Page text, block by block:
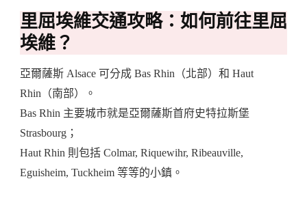
里屈埃維交通攻略：如何前往里屈
埃維？
亞爾薩斯 Alsace 可分成 Bas Rhin（北部）和 Haut
Rhin（南部）。
Bas Rhin 主要城市就是亞爾薩斯首府史特拉斯堡
Strasbourg；
Haut Rhin 則包括 Colmar, Riquewihr, Ribeauville,
Eguisheim, Tuckheim 等等的小鎮。